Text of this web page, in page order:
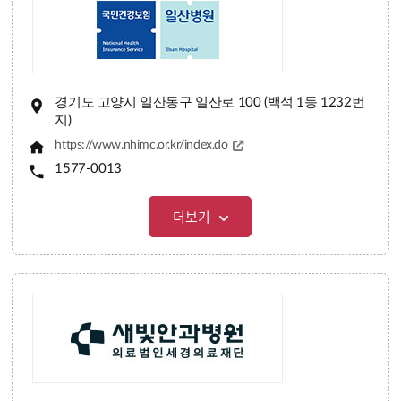
경기도 고양시 일산동구 일산로 100 (백석 1동 1232번
지)
https://www.nhimc.or.kr/index.do
1577-0013
더보기